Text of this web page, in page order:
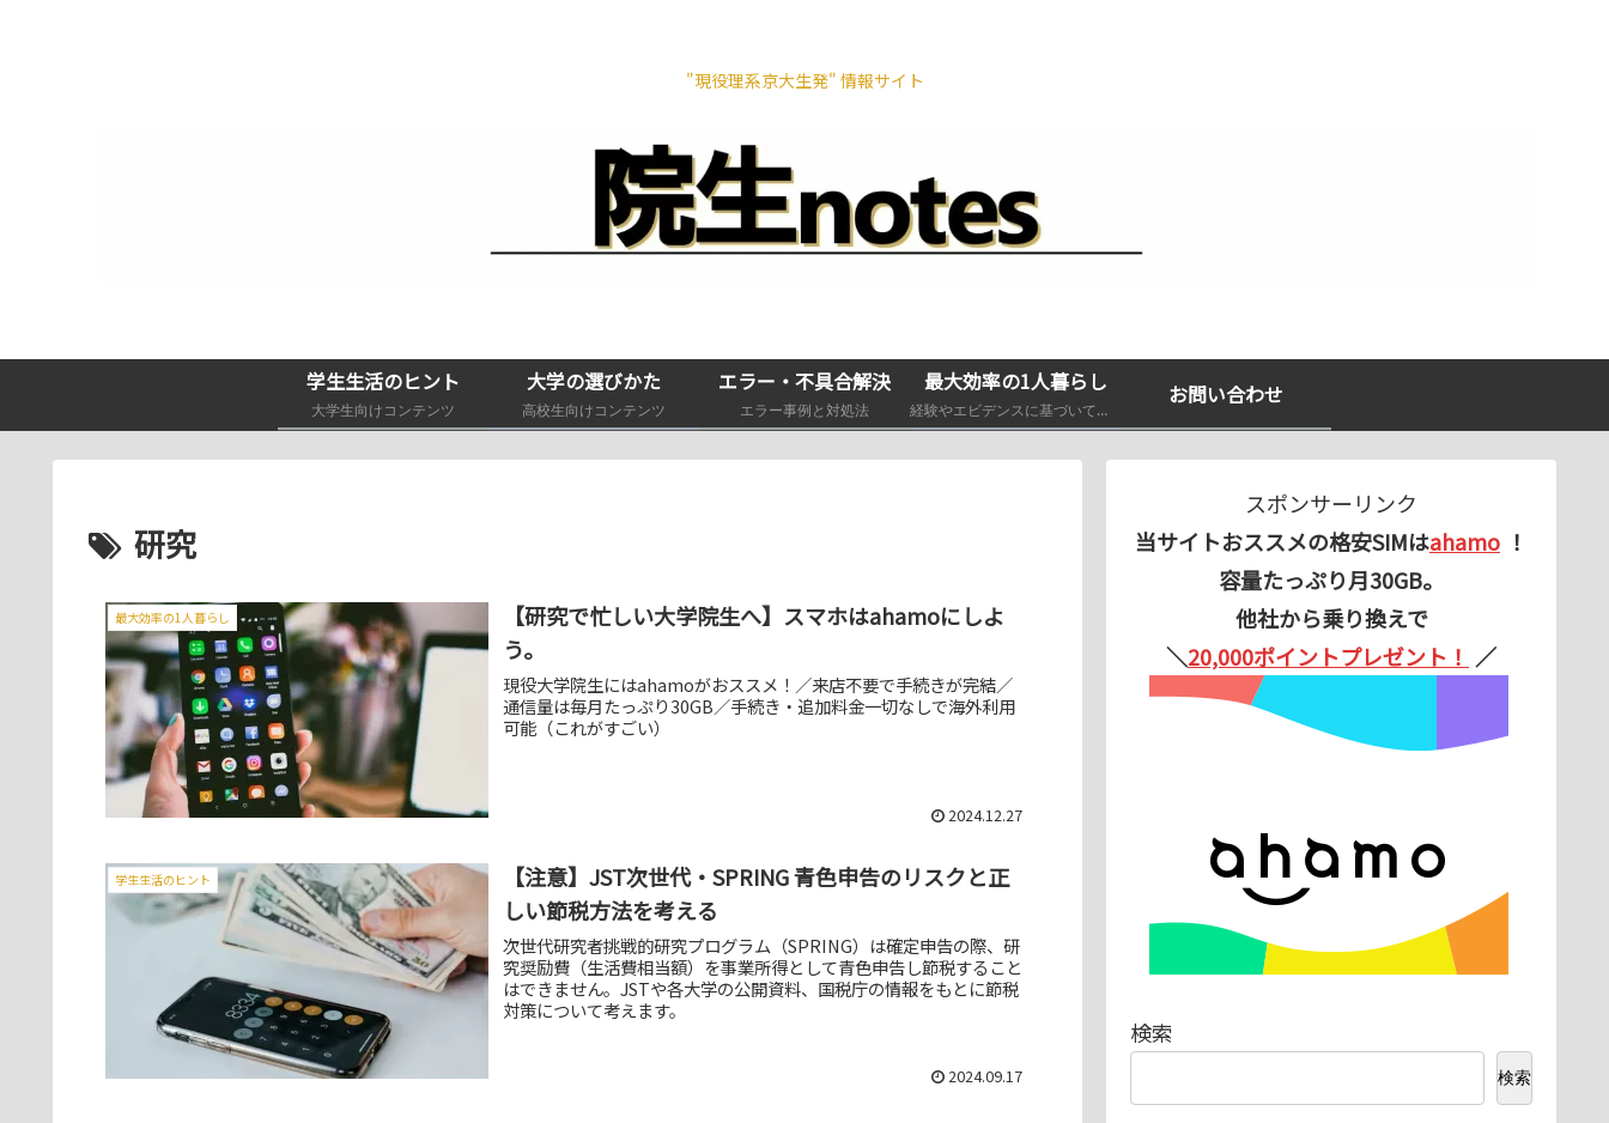
"現役理系京大生発" 情報サイト
学生生活のヒント
大学生向けコンテンツ
大学の選びかた
高校生向けコンテンツ
エラー・不具合解決
エラー事例と対処法
最大効率の1人暮らし
経験やエビデンスに基づいて発信！
お問い合わせ
研究
最大効率の1人暮らし
【研究で忙しい大学院生へ】スマホはahamoにしよ
う。
現役大学院生にはahamoがおススメ！／来店不要で手続きが完結／
通信量は毎月たっぷり30GB／手続き・追加料金一切なしで海外利用
可能（これがすごい）
2024.12.27
学生生活のヒント
【注意】JST次世代・SPRING 青色申告のリスクと正
しい節税方法を考える
次世代研究者挑戦的研究プログラム（SPRING）は確定申告の際、研
究奨励費（生活費相当額）を事業所得として青色申告し節税すること
はできません。JSTや各大学の公開資料、国税庁の情報をもとに節税
対策について考えます。
2024.09.17
スポンサーリンク
当サイトおススメの格安SIMはahamo ！
容量たっぷり月30GB。
他社から乗り換えで
＼20,000ポイントプレゼント！ ／
検索
検索